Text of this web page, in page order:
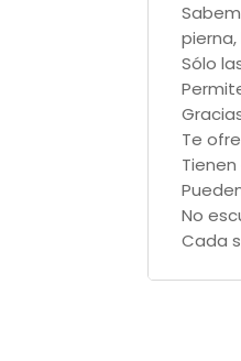
Sólo
Te
No
Cada